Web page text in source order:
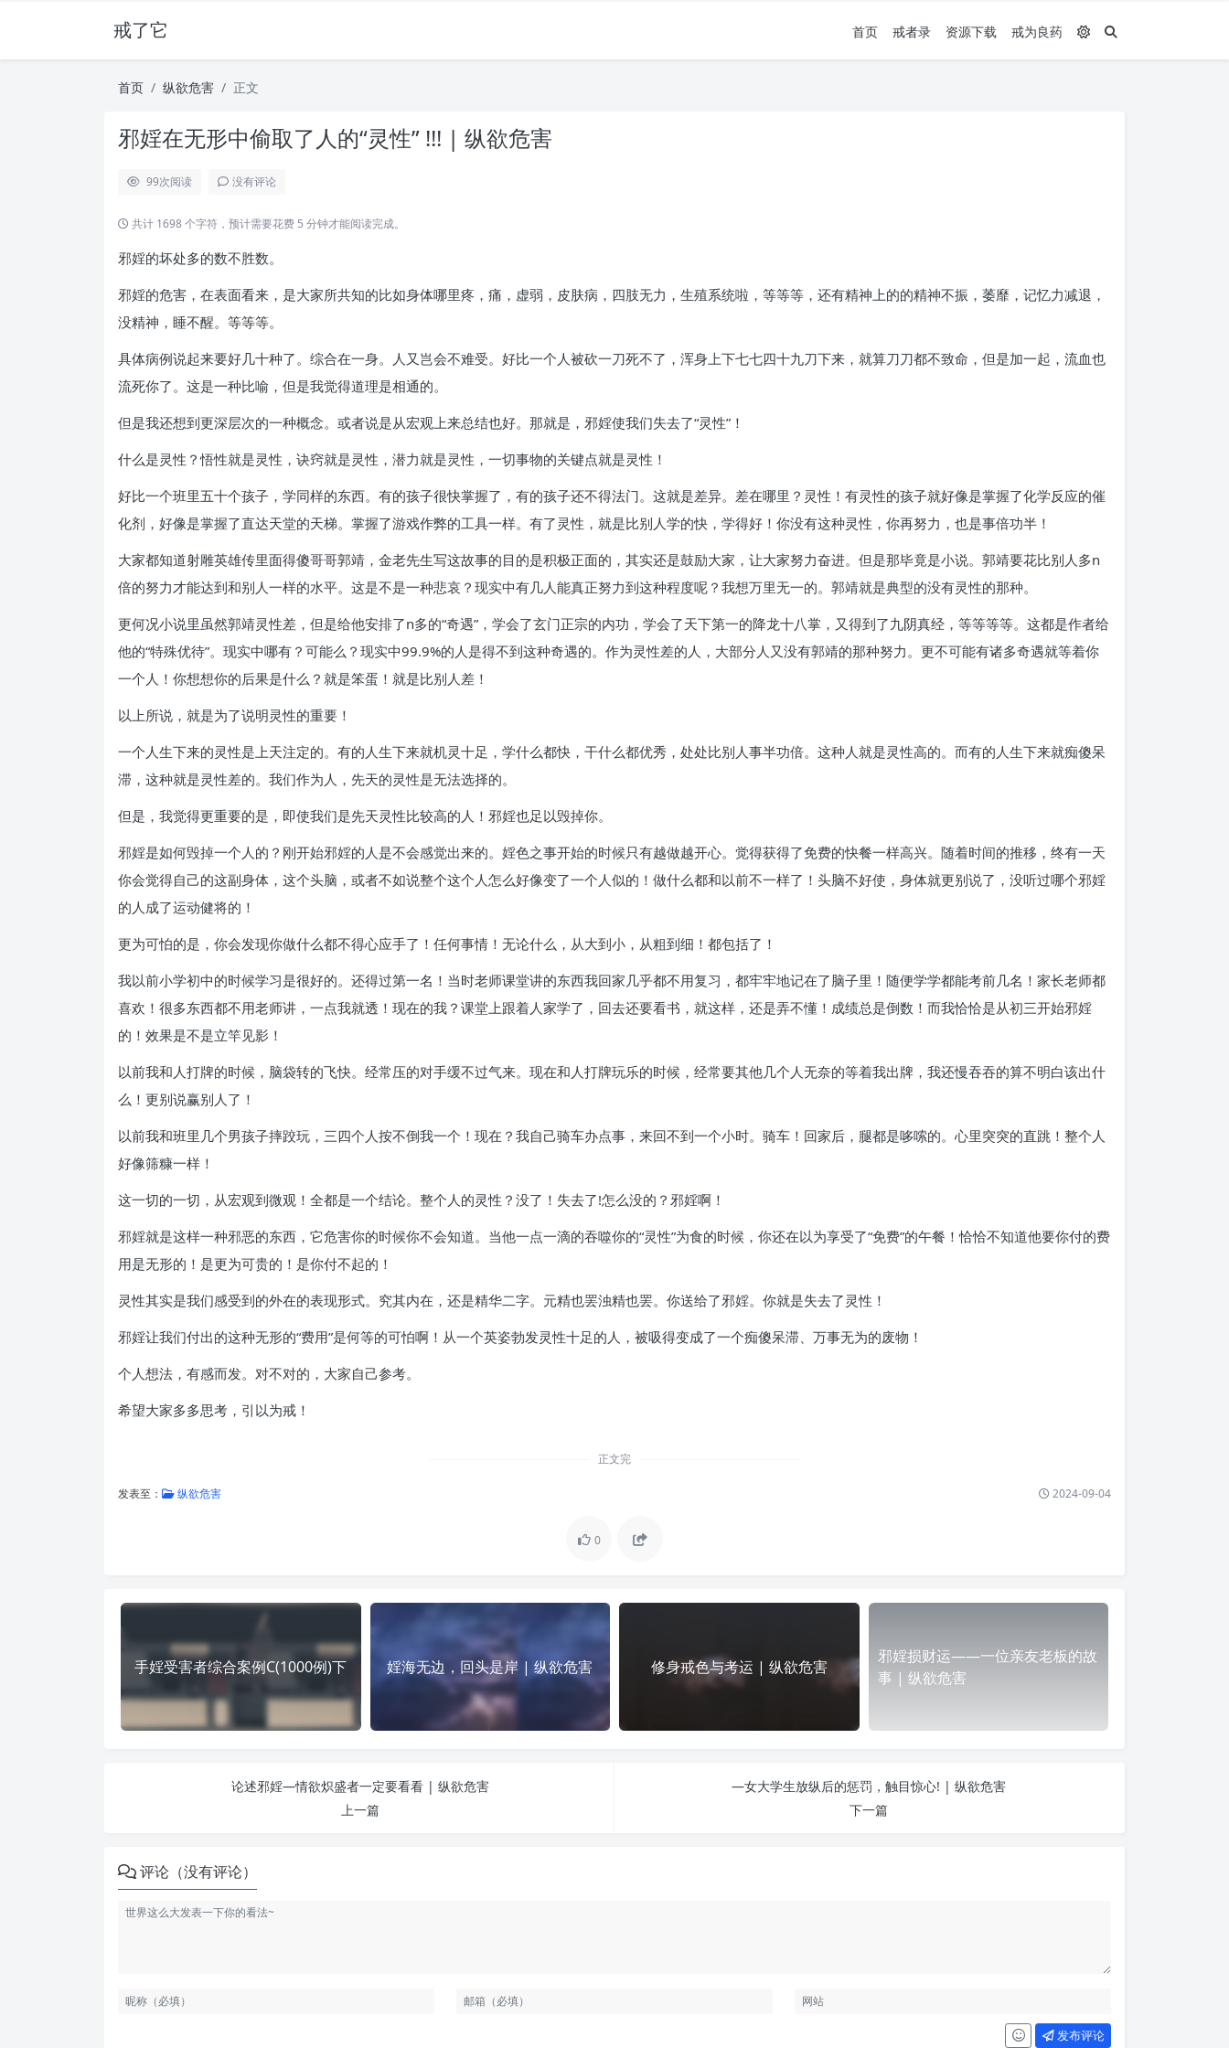
戒了它 首页 戒者录 资源下载 戒为良药
首页 纵欲危害 正文
邪婬在无形中偷取了人的“灵性” !!! | 纵欲危害
99次阅读 没有评论
共计 1698 个字符，预计需要花费 5 分钟才能阅读完成。
邪婬的坏处多的数不胜数。
邪婬的危害，在表面看来，是大家所共知的比如身体哪里疼，痛，虚弱，皮肤病，四肢无力，生殖系统啦，等等等，还有精神上的的精神不振，萎靡，记忆力减退，
没精神，睡不醒。等等等。
具体病例说起来要好几十种了。综合在一身。人又岂会不难受。好比一个人被砍一刀死不了，浑身上下七七四十九刀下来，就算刀刀都不致命，但是加一起，流血也
流死你了。这是一种比喻，但是我觉得道理是相通的。
但是我还想到更深层次的一种概念。或者说是从宏观上来总结也好。那就是，邪婬使我们失去了“灵性”！
什么是灵性？悟性就是灵性，诀窍就是灵性，潜力就是灵性，一切事物的关键点就是灵性！
好比一个班里五十个孩子，学同样的东西。有的孩子很快掌握了，有的孩子还不得法门。这就是差异。差在哪里？灵性！有灵性的孩子就好像是掌握了化学反应的催
化剂，好像是掌握了直达天堂的天梯。掌握了游戏作弊的工具一样。有了灵性，就是比别人学的快，学得好！你没有这种灵性，你再努力，也是事倍功半！
大家都知道射雕英雄传里面得傻哥哥郭靖，金老先生写这故事的目的是积极正面的，其实还是鼓励大家，让大家努力奋进。但是那毕竟是小说。郭靖要花比别人多n
倍的努力才能达到和别人一样的水平。这是不是一种悲哀？现实中有几人能真正努力到这种程度呢？我想万里无一的。郭靖就是典型的没有灵性的那种。
更何况小说里虽然郭靖灵性差，但是给他安排了n多的“奇遇”，学会了玄门正宗的内功，学会了天下第一的降龙十八掌，又得到了九阴真经，等等等等。这都是作者给
他的“特殊优待”。现实中哪有？可能么？现实中99.9%的人是得不到这种奇遇的。作为灵性差的人，大部分人又没有郭靖的那种努力。更不可能有诸多奇遇就等着你
一个人！你想想你的后果是什么？就是笨蛋！就是比别人差！
以上所说，就是为了说明灵性的重要！
一个人生下来的灵性是上天注定的。有的人生下来就机灵十足，学什么都快，干什么都优秀，处处比别人事半功倍。这种人就是灵性高的。而有的人生下来就痴傻呆
滞，这种就是灵性差的。我们作为人，先天的灵性是无法选择的。
但是，我觉得更重要的是，即使我们是先天灵性比较高的人！邪婬也足以毁掉你。
邪婬是如何毁掉一个人的？刚开始邪婬的人是不会感觉出来的。婬色之事开始的时候只有越做越开心。觉得获得了免费的快餐一样高兴。随着时间的推移，终有一天
你会觉得自己的这副身体，这个头脑，或者不如说整个这个人怎么好像变了一个人似的！做什么都和以前不一样了！头脑不好使，身体就更别说了，没听过哪个邪婬
的人成了运动健将的！
更为可怕的是，你会发现你做什么都不得心应手了！任何事情！无论什么，从大到小，从粗到细！都包括了！
我以前小学初中的时候学习是很好的。还得过第一名！当时老师课堂讲的东西我回家几乎都不用复习，都牢牢地记在了脑子里！随便学学都能考前几名！家长老师都
喜欢！很多东西都不用老师讲，一点我就透！现在的我？课堂上跟着人家学了，回去还要看书，就这样，还是弄不懂！成绩总是倒数！而我恰恰是从初三开始邪婬
的！效果是不是立竿见影！
以前我和人打牌的时候，脑袋转的飞快。经常压的对手缓不过气来。现在和人打牌玩乐的时候，经常要其他几个人无奈的等着我出牌，我还慢吞吞的算不明白该出什
么！更别说赢别人了！
以前我和班里几个男孩子摔跤玩，三四个人按不倒我一个！现在？我自己骑车办点事，来回不到一个小时。骑车！回家后，腿都是哆嗦的。心里突突的直跳！整个人
好像筛糠一样！
这一切的一切，从宏观到微观！全都是一个结论。整个人的灵性？没了！失去了!怎么没的？邪婬啊！
邪婬就是这样一种邪恶的东西，它危害你的时候你不会知道。当他一点一滴的吞噬你的“灵性”为食的时候，你还在以为享受了“免费”的午餐！恰恰不知道他要你付的费
用是无形的！是更为可贵的！是你付不起的！
灵性其实是我们感受到的外在的表现形式。究其内在，还是精华二字。元精也罢浊精也罢。你送给了邪婬。你就是失去了灵性！
邪婬让我们付出的这种无形的“费用”是何等的可怕啊！从一个英姿勃发灵性十足的人，被吸得变成了一个痴傻呆滞、万事无为的废物！
个人想法，有感而发。对不对的，大家自己参考。
希望大家多多思考，引以为戒！
正文完
发表至： 纵欲危害 2024-09-04
0
手婬受害者综合案例C(1000例)下 婬海无边，回头是岸 | 纵欲危害 修身戒色与考运 | 纵欲危害
邪婬损财运——一位亲友老板的故
事 | 纵欲危害
论述邪婬—情欲炽盛者一定要看看 | 纵欲危害
上一篇
—女大学生放纵后的惩罚，触目惊心! | 纵欲危害
下一篇
评论（没有评论）
发布评论